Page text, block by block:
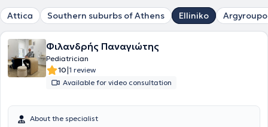
Attica Southern suburbs of Athens Elliniko
Φιλανδρής Παναγιώτης
Pediatrician
10|1 review
Available for video consultation
About the specialist